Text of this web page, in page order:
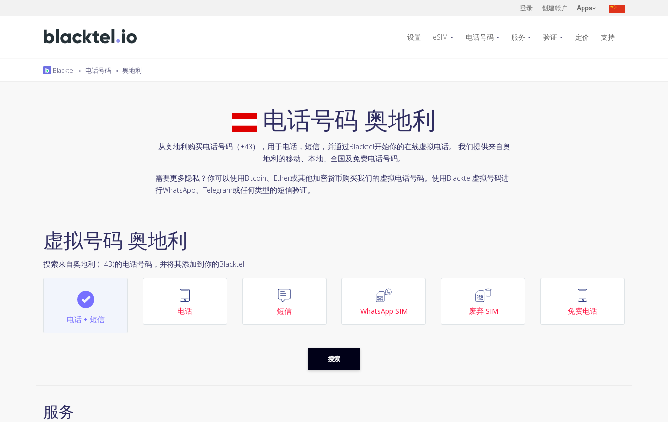
登录 创建帐户 Apps
设置 eSIM 电话号码 服务 验证 定价 支持
Blacktel » 电话号码 » 奥地利
电话号码 奥地利
从奥地利购买电话号码（+43），用于电话，短信，并通过Blacktel开始你的在线虚拟电话。 我们提供来自奥
地利的移动、本地、全国及免费电话号码。
需要更多隐私？你可以使用Bitcoin、Ether或其他加密货币购买我们的虚拟电话号码。使用Blacktel虚拟号码进
行WhatsApp、Telegram或任何类型的短信验证。
虚拟号码 奥地利
搜索来自奥地利 (+43)的电话号码，并将其添加到你的Blacktel
电话 + 短信
电话 短信 WhatsApp SIM 废弃 SIM 免费电话
搜索
服务